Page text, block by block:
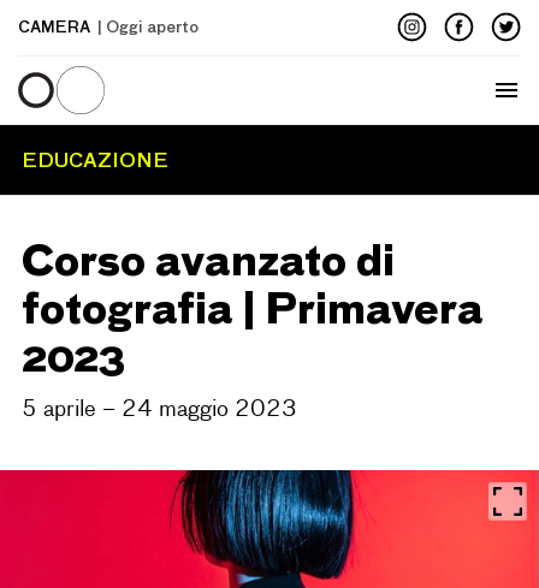
CAMERA | Oggi aperto
Menu
EDUCAZIONE
Corso avanzato di
fotografia | Primavera
2023
5 aprile – 24 maggio 2023